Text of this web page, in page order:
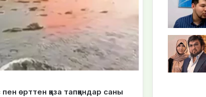
өрттен қаза тапқандар саны